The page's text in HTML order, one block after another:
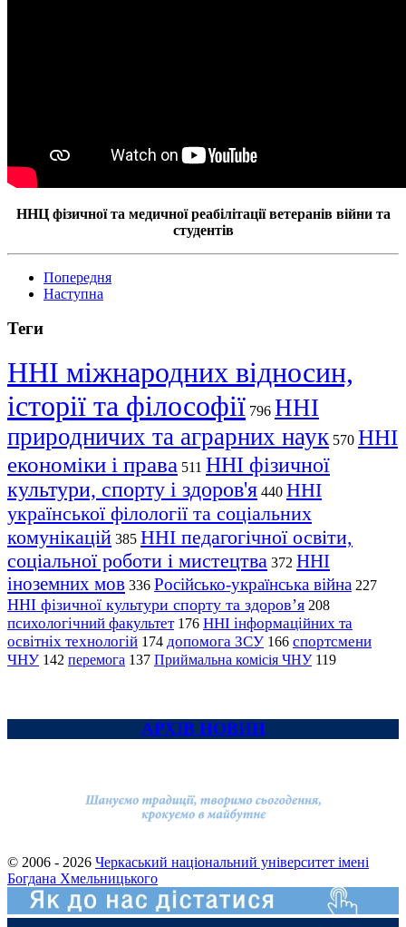
ННЦ фізичної та медичної реабілітації ветеранів війни та
студентів
Попередня
Наступна
Теги
ННІ міжнародних відносин,
історії та філософії 796 ННІ
природничих та аграрних наук 570 ННІ
економіки і права 511 ННІ фізичної
культури, спорту і здоров'я 440 ННІ
української філології та соціальних
комунікацій 385 ННІ педагогічної освіти,
соціальної роботи і мистецтва 372 ННІ
іноземних мов 336 Російсько-українська війна 227
ННІ фізичної культури спорту та здоров’я 208
психологічний факультет 176 ННІ інформаційних та
освітніх технологій 174 допомога ЗСУ 166 спортсмени
ЧНУ 142 перемога 137 Приймальна комісія ЧНУ 119
АРХІВ НОВИН
© 2006 - 2026 Черкаський національний університет імені
Богдана Хмельницького